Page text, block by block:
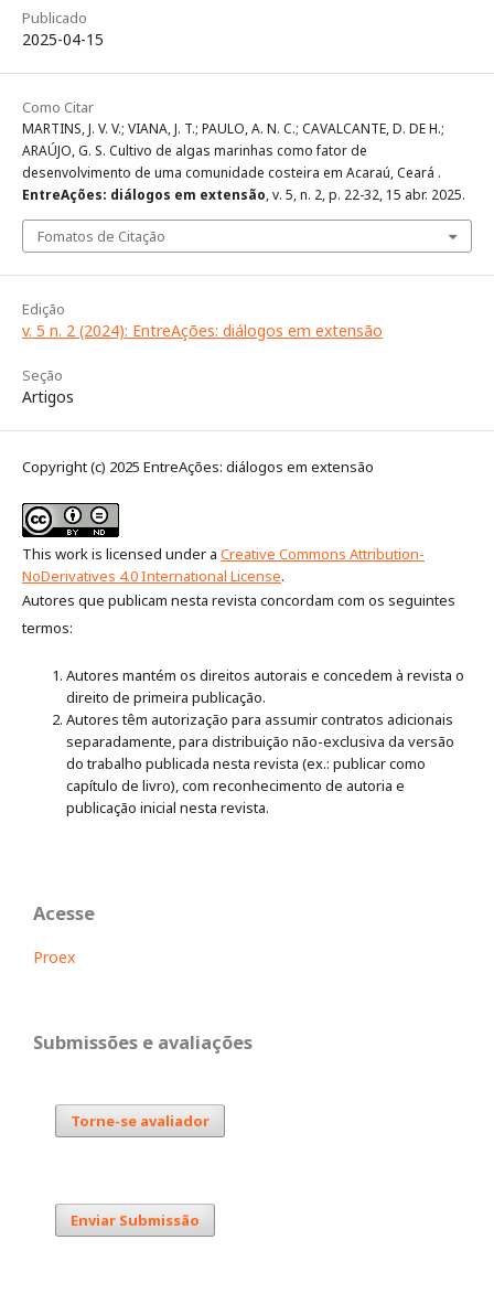
Publicado
2025-04-15
Como Citar
MARTINS, J. V. V.; VIANA, J. T.; PAULO, A. N. C.; CAVALCANTE, D. DE H.;
ARAÚJO, G. S. Cultivo de algas marinhas como fator de
desenvolvimento de uma comunidade costeira em Acaraú, Ceará .
EntreAções: diálogos em extensão, v. 5, n. 2, p. 22-32, 15 abr. 2025.
Fomatos de Citação
Edição
v. 5 n. 2 (2024): EntreAções: diálogos em extensão
Seção
Artigos
Copyright (c) 2025 EntreAções: diálogos em extensão
This work is licensed under a Creative Commons Attribution-
NoDerivatives 4.0 International License.
Autores que publicam nesta revista concordam com os seguintes
termos:
Autores mantém os direitos autorais e concedem à revista o
direito de primeira publicação.
Autores têm autorização para assumir contratos adicionais
separadamente, para distribuição não-exclusiva da versão
do trabalho publicada nesta revista (ex.: publicar como
capítulo de livro), com reconhecimento de autoria e
publicação inicial nesta revista.
Acesse
Proex
Submissões e avaliações
Torne-se avaliador
Enviar Submissão